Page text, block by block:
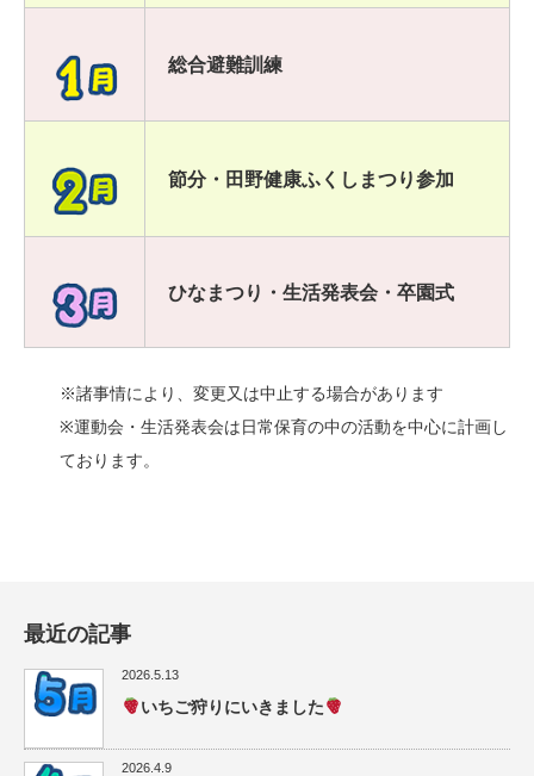
総合避難訓練
節分・田野健康ふくしまつり参加
ひなまつり・生活発表会・卒園式
※諸事情により、変更又は中止する場合があります
※運動会・生活発表会は日常保育の中の活動を中心に計画し
ております。
最近の記事
2026.5.13
いちご狩りにいきました
2026.4.9